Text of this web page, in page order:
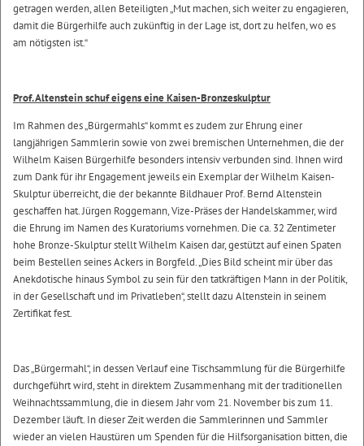
getragen werden, allen Beteiligten „Mut machen, sich weiter zu engagieren,
damit die Bürgerhilfe auch zukünftig in der Lage ist, dort zu helfen, wo es
am nötigsten ist.“
Prof. Altenstein schuf eigens eine Kaisen-Bronzeskulptur
Im Rahmen des „Bürgermahls“ kommt es zudem zur Ehrung einer
langjährigen Sammlerin sowie von zwei bremischen Unternehmen, die der
Wilhelm Kaisen Bürgerhilfe besonders intensiv verbunden sind. Ihnen wird
zum Dank für ihr Engagement jeweils ein Exemplar der Wilhelm Kaisen-
Skulptur überreicht, die der bekannte Bildhauer Prof. Bernd Altenstein
geschaffen hat. Jürgen Roggemann, Vize-Präses der Handelskammer, wird
die Ehrung im Namen des Kuratoriums vornehmen. Die ca. 32 Zentimeter
hohe Bronze-Skulptur stellt Wilhelm Kaisen dar, gestützt auf einen Spaten
beim Bestellen seines Ackers in Borgfeld. „Dies Bild scheint mir über das
Anekdotische hinaus Symbol zu sein für den tatkräftigen Mann in der Politik,
in der Gesellschaft und im Privatleben“, stellt dazu Altenstein in seinem
Zertifikat fest.
Das „Bürgermahl“, in dessen Verlauf eine Tischsammlung für die Bürgerhilfe
durchgeführt wird, steht in direktem Zusammenhang mit der traditionellen
Weihnachtssammlung, die in diesem Jahr vom 21. November bis zum 11.
Dezember läuft. In dieser Zeit werden die Sammlerinnen und Sammler
wieder an vielen Haustüren um Spenden für die Hilfsorganisation bitten, die